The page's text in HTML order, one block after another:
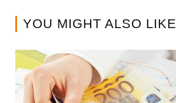
YOU MIGHT ALSO LIKE